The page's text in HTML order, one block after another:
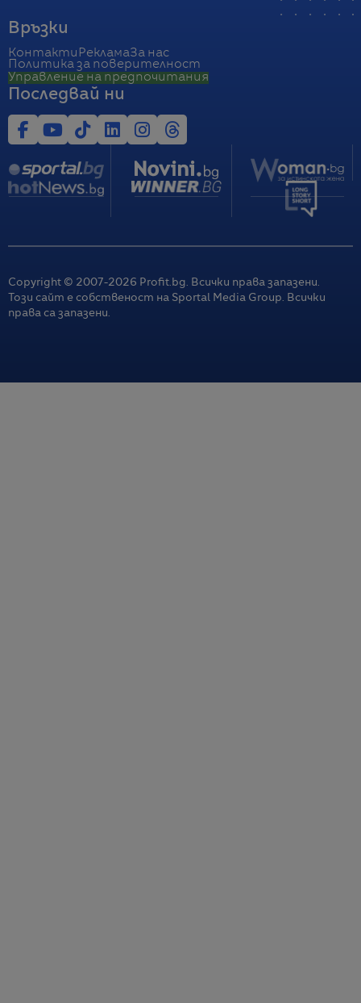
Връзки
Контакти РекламаЗа нас
Политика за поверителност
Управление на предпочитания
Последвай ни
Copyright © 2007-2026 Profit.bg. Всички права запазени.
Този сайт е собственост на Sportal Media Group. Всички
права са запазени.